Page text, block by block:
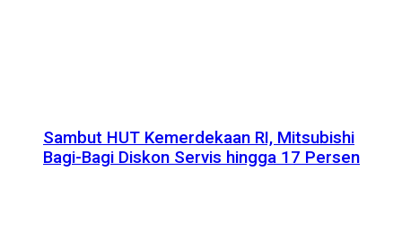
Sambut HUT Kemerdekaan RI, Mitsubishi
Bagi-Bagi Diskon Servis hingga 17 Persen